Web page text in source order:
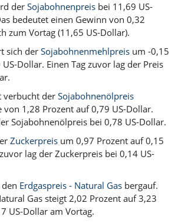
der Sojabohnenpreis bei 11,69 US-
bedeutet einen Gewinn von 0,32
zum Vortag (11,65 US-Dollar).
sich der Sojabohnenmehlpreis um -0,15
Dollar. Einen Tag zuvor lag der Preis
verbucht der Sojabohnenölpreis
von 1,28 Prozent auf 0,79 US-Dollar.
Sojabohnenölpreis bei 0,78 US-Dollar.
Zuckerpreis um 0,97 Prozent auf 0,15
lag der Zuckerpreis bei 0,14 US-
Erdgaspreis - Natural Gas bergauf.
Gas steigt 2,02 Prozent auf 3,23
US-Dollar am Vortag.